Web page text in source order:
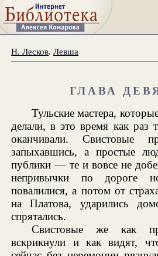
Н. Лесков.Левша
ГЛАВА
Тульские мастера,
делали, в это время как раз
оканчивали. Свистовые
запыхавшись, а простые
публики — те и вовсе не
непривычки по дороге
повалилися, а потом от
на Платова, ударились
спрятались.
Свистовые же как
вскрикнули и как видят,